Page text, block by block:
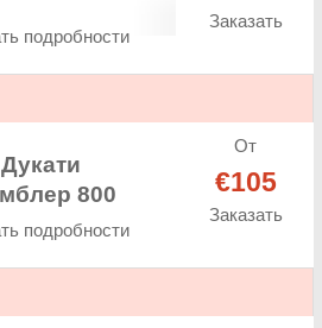
подробности
Заказать
800
подробности
От
€105
Заказать